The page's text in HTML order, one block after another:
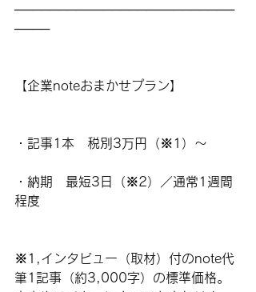
─────────────────────────
────
【企業noteおまかせプラン】
・記事1本　税別3万円（※1）〜
・納期　最短3日（※2）／通常1週間
程度
※1,インタビュー（取材）付のnote代
筆1記事（約3,000字）の標準価格。